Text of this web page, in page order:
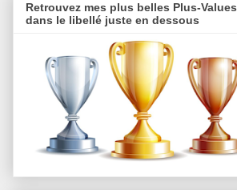
Retrouvez mes plus belles Plus-Values
dans le libellé juste en dessous